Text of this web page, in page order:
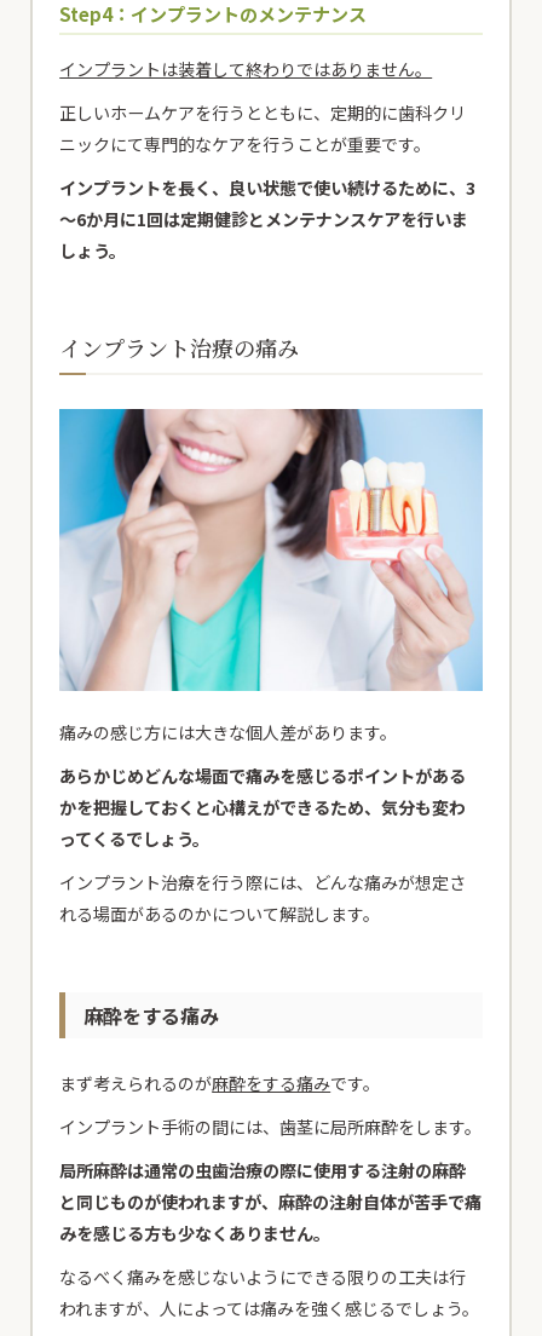
Step4：インプラントのメンテナンス
インプラントは装着して終わりではありません。
正しいホームケアを行うとともに、定期的に歯科クリ
ニックにて専門的なケアを行うことが重要です。
インプラントを長く、良い状態で使い続けるために、3
～6か月に1回は定期健診とメンテナンスケアを行いま
しょう。
インプラント治療の痛み
痛みの感じ方には大きな個人差があります。
あらかじめどんな場面で痛みを感じるポイントがある
かを把握しておくと心構えができるため、気分も変わ
ってくるでしょう。
インプラント治療を行う際には、どんな痛みが想定さ
れる場面があるのかについて解説します。
麻酔をする痛み
まず考えられるのが麻酔をする痛みです。
インプラント手術の間には、歯茎に局所麻酔をします。
局所麻酔は通常の虫歯治療の際に使用する注射の麻酔
と同じものが使われますが、麻酔の注射自体が苦手で痛
みを感じる方も少なくありません。
なるべく痛みを感じないようにできる限りの工夫は行
われますが、人によっては痛みを強く感じるでしょう。